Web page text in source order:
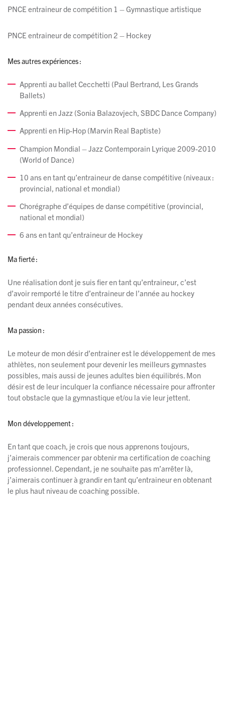
PNCE entraineur de compétition 1 – Gymnastique artistique
PNCE entraineur de compétition 2 – Hockey
Mes autres expériences :
Apprenti au ballet Cecchetti (Paul Bertrand, Les Grands
Ballets)
Apprenti en Jazz (Sonia Balazovjech, SBDC Dance Company)
Apprenti en Hip-Hop (Marvin Real Baptiste)
Champion Mondial – Jazz Contemporain Lyrique 2009-2010
(World of Dance)
10 ans en tant qu’entraineur de danse compétitive (niveaux :
provincial, national et mondial)
Chorégraphe d’équipes de danse compétitive (provincial,
national et mondial)
6 ans en tant qu’entraineur de Hockey
Ma fierté :
Une réalisation dont je suis fier en tant qu’entraineur, c’est
d’avoir remporté le titre d’entraineur de l’année au hockey
pendant deux années consécutives.
Ma passion :
Le moteur de mon désir d’entrainer est le développement de mes
athlètes, non seulement pour devenir les meilleurs gymnastes
possibles, mais aussi de jeunes adultes bien équilibrés. Mon
désir est de leur inculquer la confiance nécessaire pour affronter
tout obstacle que la gymnastique et/ou la vie leur jettent.
Mon développement :
En tant que coach, je crois que nous apprenons toujours,
j’aimerais commencer par obtenir ma certification de coaching
professionnel. Cependant, je ne souhaite pas m’arrêter là,
j’aimerais continuer à grandir en tant qu’entraineur en obtenant
le plus haut niveau de coaching possible.